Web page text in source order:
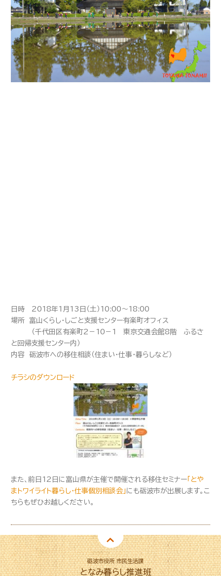
日時 2018年1月13日（土）10:00～18:00
場所 富山くらし・しごと支援センター有楽町オフィス
（千代田区有楽町2－10－1 東京交通会館8階 ふるさ
と回帰支援センター内）
内容 砺波市への移住相談（住まい・仕事・暮らしなど）
チラシのダウンロード
また、前日12日に富山県が主催で開催される移住セミナー「とや
まトワイライト暮らし・仕事個別相談会」 にも砺波市が出展します。こ
ちらもぜひお越しください。
砺波市役所 市民生活課
となみ暮らし推進班